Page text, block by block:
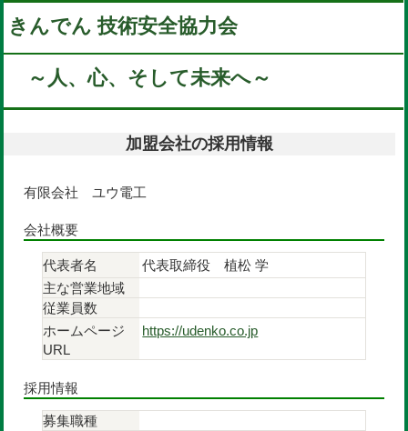
きんでん 技術安全協力会
～人、心、そして未来へ～
加盟会社の採用情報
有限会社 ユウ電工
会社概要
代表者名
代表取締役 植松 学
主な営業地域
従業員数
ホームページ
URL
https://udenko.co.jp
採用情報
募集職種